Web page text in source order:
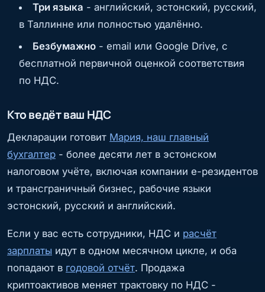
Три языка - английский, эстонский, русский,
в Таллинне или полностью удалённо.
Безбумажно- email или Google Drive, с
бесплатной первичной оценкой соответствия
по НДС.
Кто ведёт ваш НДС
Декларации готовит Мария, наш главный
бухгалтер - более десяти лет в эстонском
налоговом учёте, включая компании e-резидентов
и трансграничный бизнес, рабочие языки
эстонский, русский и английский.
Если у вас есть сотрудники, НДС и расчёт
зарплаты идут в одном месячном цикле, и оба
попадают в годовой отчёт. Продажа
криптоактивов меняет трактовку по НДС -